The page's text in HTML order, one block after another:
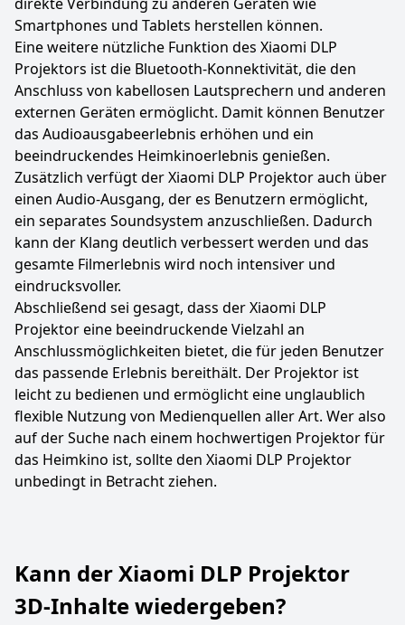
Smartphones und Tablets herstellen können.
Eine weitere nützliche Funktion des Xiaomi DLP
Projektors ist die Bluetooth-Konnektivität, die den
Anschluss von kabellosen Lautsprechern und anderen
externen Geräten ermöglicht. Damit können Benutzer
das Audioausgabeerlebnis erhöhen und ein
beeindruckendes Heimkinoerlebnis genießen.
Zusätzlich verfügt der Xiaomi DLP Projektor auch über
einen Audio-Ausgang, der es Benutzern ermöglicht,
ein separates Soundsystem anzuschließen. Dadurch
kann der Klang deutlich verbessert werden und das
gesamte Filmerlebnis wird noch intensiver und
eindrucksvoller.
Abschließend sei gesagt, dass der Xiaomi DLP
Projektor eine beeindruckende Vielzahl an
Anschlussmöglichkeiten bietet, die für jeden Benutzer
das passende Erlebnis bereithält. Der Projektor ist
leicht zu bedienen und ermöglicht eine unglaublich
flexible Nutzung von Medienquellen aller Art. Wer also
auf der Suche nach einem hochwertigen Projektor für
das Heimkino ist, sollte den Xiaomi DLP Projektor
unbedingt in Betracht ziehen.
Kann der Xiaomi DLP Projektor
3D-Inhalte wiedergeben?